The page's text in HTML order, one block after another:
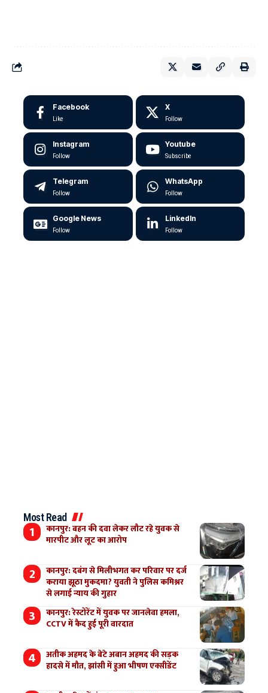
Facebook
Like
X
Follow
Instagram
Follow
Youtube
Subscribe
Telegram
Follow
WhatsApp
Follow
Google News
Follow
LinkedIn
Follow
Most Read
कानपुर: बहन की दवा लेकर लौट रहे युवक से
मारपीट और लूट का आरोप
कानपुर: दबंग से मिलीभगत कर परिवार पर दर्ज
कराया झूठा मुकदमा? युवती ने पुलिस कमिश्नर
से लगाई न्याय की गुहार
कानपुर: रेस्टोरेंट में युवक पर जानलेवा हमला,
CCTV में कैद हुई पूरी वारदात
अतीक अहमद के बेटे अबान अहमद की सड़क
हादसे में मौत, झांसी में हुआ भीषण एक्सीडेंट